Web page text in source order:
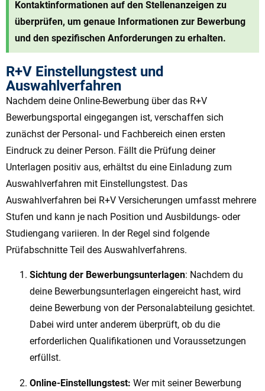
Kontaktinformationen auf den Stellenanzeigen zu
überprüfen, um genaue Informationen zur Bewerbung
und den spezifischen Anforderungen zu erhalten.
R+V Einstellungstest und
Auswahlverfahren
Nachdem deine Online-Bewerbung über das R+V
Bewerbungsportal eingegangen ist, verschaffen sich
zunächst der Personal- und Fachbereich einen ersten
Eindruck zu deiner Person. Fällt die Prüfung deiner
Unterlagen positiv aus, erhältst du eine Einladung zum
Auswahlverfahren mit Einstellungstest. Das
Auswahlverfahren bei R+V Versicherungen umfasst mehrere
Stufen und kann je nach Position und Ausbildungs- oder
Studiengang variieren. In der Regel sind folgende
Prüfabschnitte Teil des Auswahlverfahrens.
Sichtung der Bewerbungsunterlagen: Nachdem du
deine Bewerbungsunterlagen eingereicht hast, wird
deine Bewerbung von der Personalabteilung gesichtet.
Dabei wird unter anderem überprüft, ob du die
erforderlichen Qualifikationen und Voraussetzungen
erfüllst.
Online-Einstellungstest: Wer mit seiner Bewerbung